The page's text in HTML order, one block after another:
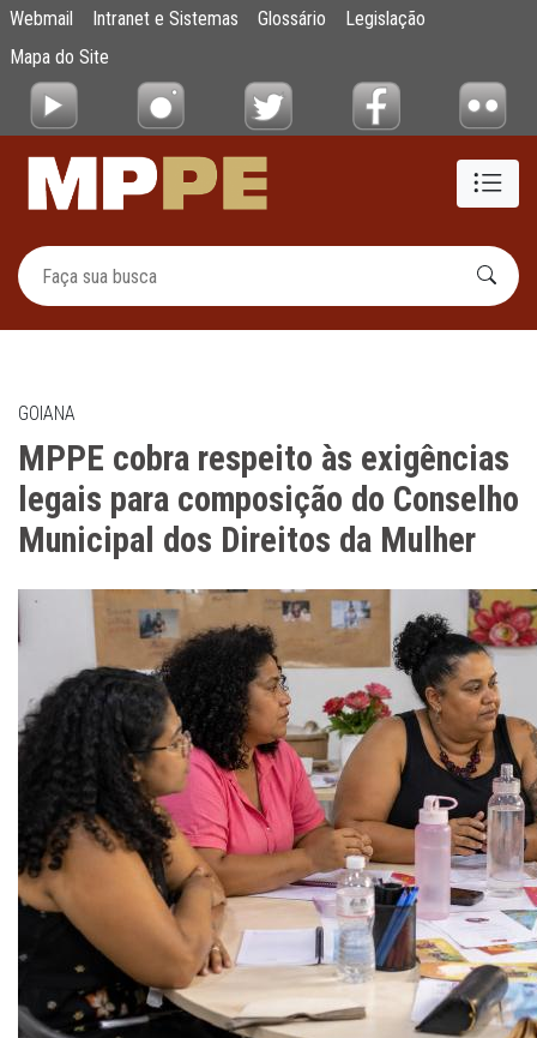
Pular para o Conteúdo principal
MPPE cobra respeito às exigências legais
Webmail Intranet e Sistemas Glossário
Legislação
Mapa do Site
GOIANA
MPPE cobra respeito às exigências
legais para composição do Conselho
Municipal dos Direitos da Mulher